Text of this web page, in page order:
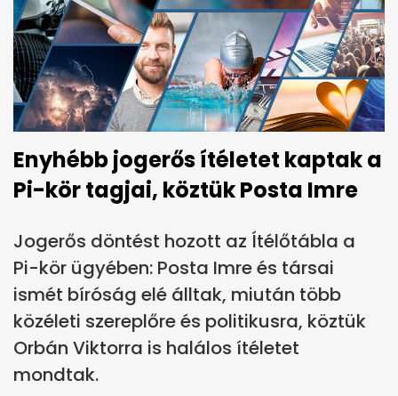
Enyhébb jogerős ítéletet kaptak a
Pi-kör tagjai, köztük Posta Imre
Jogerős döntést hozott az Ítélőtábla a
Pi-kör ügyében: Posta Imre és társai
ismét bíróság elé álltak, miután több
közéleti szereplőre és politikusra, köztük
Orbán Viktorra is halálos ítéletet
mondtak.